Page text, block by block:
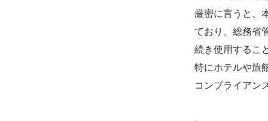
厳密に言うと、
ており、総務省
続き使用するこ
特にホテルや旅
コンプライアン